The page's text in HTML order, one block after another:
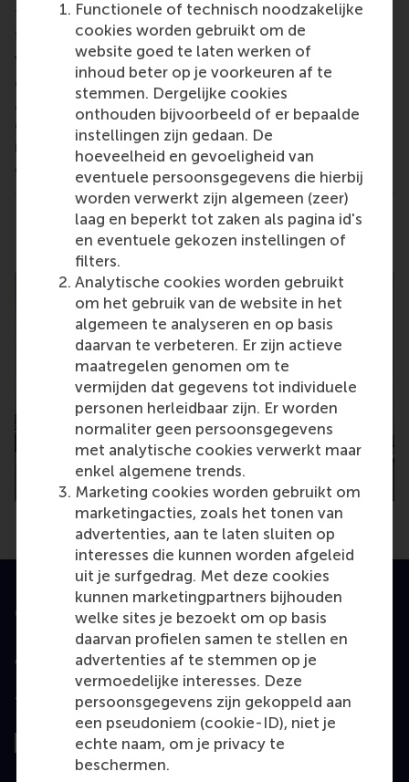
Functionele of technisch noodzakelijke
cookies worden gebruikt om de
website goed te laten werken of
inhoud beter op je voorkeuren af te
stemmen. Dergelijke cookies
onthouden bijvoorbeeld of er bepaalde
instellingen zijn gedaan. De
hoeveelheid en gevoeligheid van
eventuele persoonsgegevens die hierbij
worden verwerkt zijn algemeen (zeer)
laag en beperkt tot zaken als pagina id's
en eventuele gekozen instellingen of
filters.
Analytische cookies worden gebruikt
om het gebruik van de website in het
algemeen te analyseren en op basis
daarvan te verbeteren. Er zijn actieve
maatregelen genomen om te
vermijden dat gegevens tot individuele
personen herleidbaar zijn. Er worden
normaliter geen persoonsgegevens
met analytische cookies verwerkt maar
enkel algemene trends.
Marketing cookies worden gebruikt om
marketingacties, zoals het tonen van
advertenties, aan te laten sluiten op
interesses die kunnen worden afgeleid
uit je surfgedrag. Met deze cookies
kunnen marketingpartners bijhouden
welke sites je bezoekt om op basis
daarvan profielen samen te stellen en
advertenties af te stemmen op je
vermoedelijke interesses. Deze
persoonsgegevens zijn gekoppeld aan
een pseudoniem (cookie-ID), niet je
echte naam, om je privacy te
beschermen.
time MBA programme at our top-ranked business
school in Rotterdam, the Netherlands.
You will be able to ask us any questions related to
our MBA. Receive more details about the
application process, the class profile, the
curriculum, what the RSM MBA can do for you and
much more during an interactive Q&A event.
We are looking forward to meeting you online.
Deel huidige pagina als Facebook bericht
Deel huidige pagina als X bericht
Deel huidige pagina als
Deel huidige
Deel
Geaccrediteerd door
Top gerangschikt